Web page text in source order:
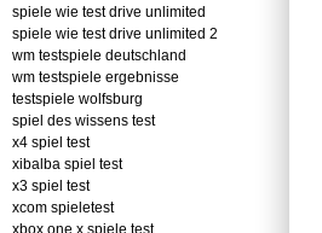
spiele wie test drive unlimited
spiele wie test drive unlimited 2
wm testspiele deutschland
wm testspiele ergebnisse
testspiele wolfsburg
spiel des wissens test
x4 spiel test
xibalba spiel test
x3 spiel test
xcom spieletest
xbox one x spiele test